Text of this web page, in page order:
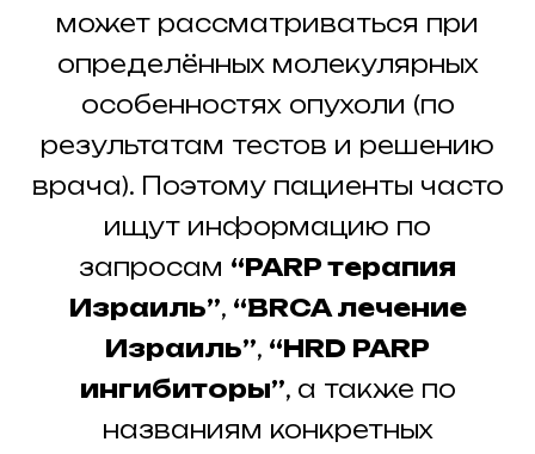
может рассматриваться при
определённых молекулярных
особенностях опухоли (по
результатам тестов и решению
врача). Поэтому пациенты часто
ищут информацию по
запросам “PARP терапия
Израиль”, “BRCA лечение
Израиль”, “HRD PARP
ингибиторы”, а также по
названиям конкретных